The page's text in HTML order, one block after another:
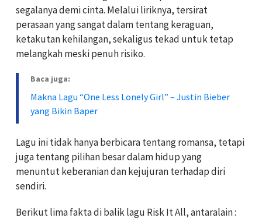
segalanya demi cinta. Melalui liriknya, tersirat
perasaan yang sangat dalam tentang keraguan,
ketakutan kehilangan, sekaligus tekad untuk tetap
melangkah meski penuh risiko.
Baca juga:
Makna Lagu “One Less Lonely Girl” – Justin Bieber
yang Bikin Baper
Lagu ini tidak hanya berbicara tentang romansa, tetapi
juga tentang pilihan besar dalam hidup yang
menuntut keberanian dan kejujuran terhadap diri
sendiri.
Berikut lima fakta di balik lagu Risk It All, antaralain :